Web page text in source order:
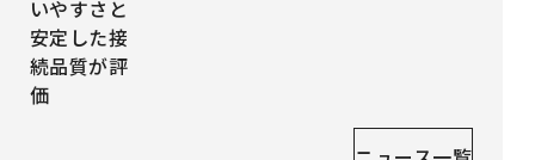
いやすさと
安定した接
続品質が評
価